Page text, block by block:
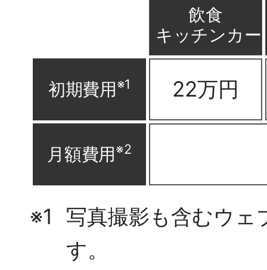
飲食
キッチンカー
初期費用※1 22万円
月額費用※2
※1
写真撮影も含むウェ
す。